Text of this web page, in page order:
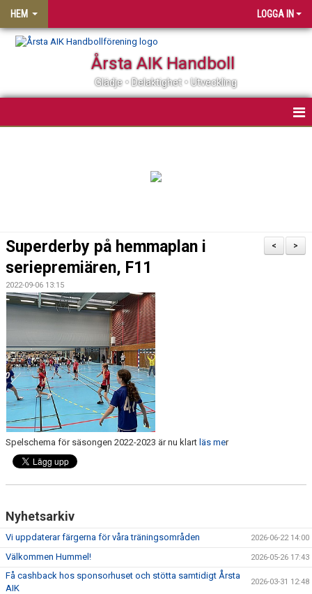
HEM LOGGA IN
Årsta AIK Handboll
Glädje • Delaktighet • Utveckling
KLUBBSHOP
PARTNER
LEDARGUIDEN
>
<
Superderby på hemmaplan i
seriepremiären, F11
2022-09-06 13:15
Spelschema för säsongen 2022-2023 är nu klart läs mer
Nyhetsarkiv
Vi uppdaterar färgerna för våra träningsområden 2026-06-22 14:00
Välkommen Hummel! 2026-05-26 17:43
Få cashback hos sponsorhuset och stötta samtidigt Årsta
AIK
2026-03-31 12:48